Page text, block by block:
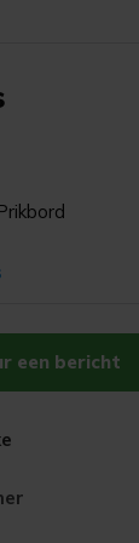
Astra 1.6
APK
een bericht